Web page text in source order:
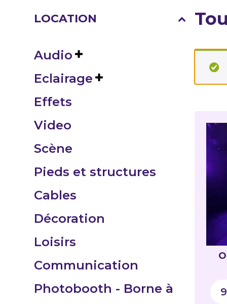
LOCATION
Audio
Eclairage
Effets
Video
Scène
Pieds et structures
Cables
Décoration
Loisirs
Communication
Photobooth - Borne à